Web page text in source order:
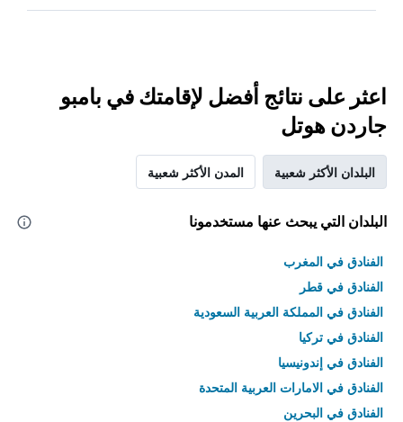
اعثر على نتائج أفضل لإقامتك في بامبو
جاردن هوتل
البلدان الأكثر شعبية المدن الأكثر شعبية
البلدان التي يبحث عنها مستخدمونا
الفنادق في المغرب
الفنادق في قطر
الفنادق في المملكة العربية السعودية
الفنادق في تركيا
الفنادق في إندونيسيا
الفنادق في الامارات العربية المتحدة
الفنادق في البحرين